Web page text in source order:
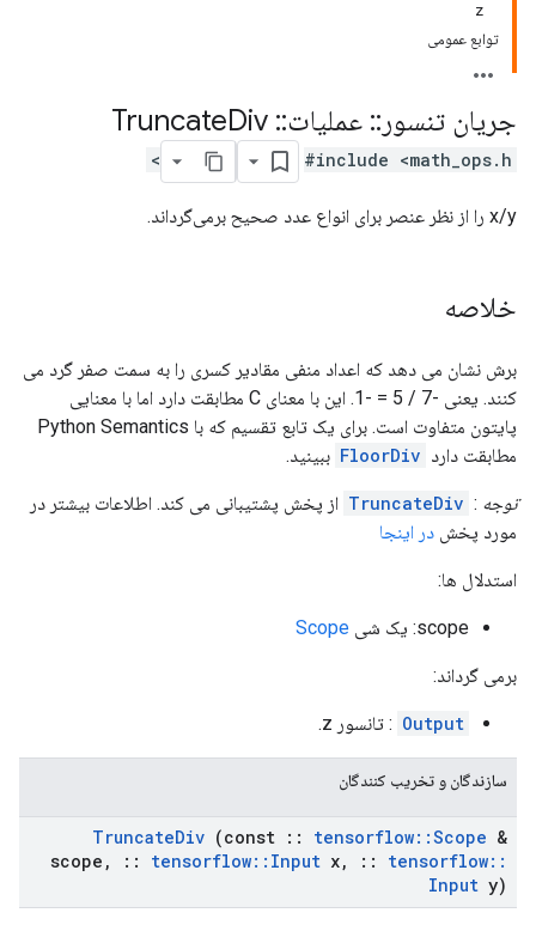
z
توابع عمومی
جریان تنسور :: عملیات::
Div
#include <math_ops.h>
x/y را از نظر عنصر برای انواع عدد صحیح برمی‌گرداند.
خلاصه
برش نشان می دهد که اعداد منفی مقادیر کسری را به سمت صفر گرد می
کنند. یعنی -7 / 5 = -1. این با معنای C مطابقت دارد اما با معنایی
پایتون متفاوت است. برای یک تابع تقسیم که با Python Semantics
مطابقت دارد FloorDiv ببینید.
توجه :
TruncateDiv از پخش پشتیبانی می کند. اطلاعات بیشتر در
مورد پخش در اینجا
استدلال ها:
scope: یک شی Scope
برمی گرداند:
Output : تانسور z.
سازندگان و تخریب کنندگان
TruncateDiv (const :: tensorflow::Scope &
scope , :: tensorflow:: Input x, :: tensorflow::
Input y)